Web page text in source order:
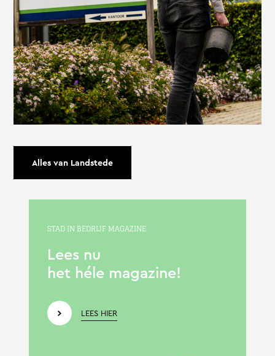
Alles van Landstede
STAD IN BEDRIJF MAGAZINE
Lees nu
het héle magazine!
LEES HIER